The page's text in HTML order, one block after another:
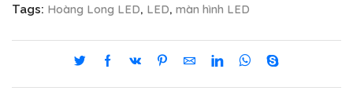
Tags: Hoàng Long LED, LED, màn hình LED